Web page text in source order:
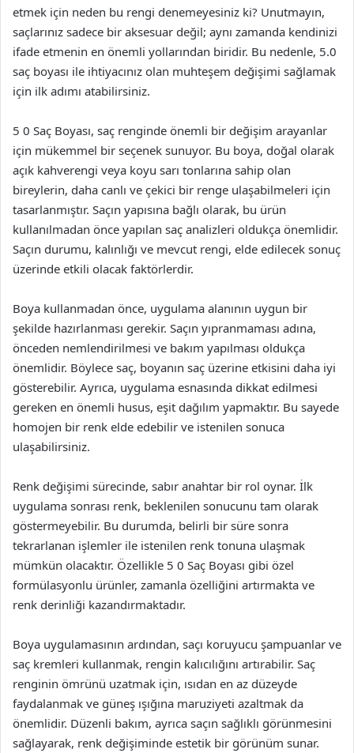
etmek için neden bu rengi denemeyesiniz ki? Unutmayın,
saçlarınız sadece bir aksesuar değil; aynı zamanda kendinizi
ifade etmenin en önemli yollarından biridir. Bu nedenle, 5.0
saç boyası ile ihtiyacınız olan muhteşem değişimi sağlamak
için ilk adımı atabilirsiniz.
5 0 Saç Boyası, saç renginde önemli bir değişim arayanlar
için mükemmel bir seçenek sunuyor. Bu boya, doğal olarak
açık kahverengi veya koyu sarı tonlarına sahip olan
bireylerin, daha canlı ve çekici bir renge ulaşabilmeleri için
tasarlanmıştır. Saçın yapısına bağlı olarak, bu ürün
kullanılmadan önce yapılan saç analizleri oldukça önemlidir.
Saçın durumu, kalınlığı ve mevcut rengi, elde edilecek sonuç
üzerinde etkili olacak faktörlerdir.
Boya kullanmadan önce, uygulama alanının uygun bir
şekilde hazırlanması gerekir. Saçın yıpranmaması adına,
önceden nemlendirilmesi ve bakım yapılması oldukça
önemlidir. Böylece saç, boyanın saç üzerine etkisini daha iyi
gösterebilir. Ayrıca, uygulama esnasında dikkat edilmesi
gereken en önemli husus, eşit dağılım yapmaktır. Bu sayede
homojen bir renk elde edebilir ve istenilen sonuca
ulaşabilirsiniz.
Renk değişimi sürecinde, sabır anahtar bir rol oynar. İlk
uygulama sonrası renk, beklenilen sonucunu tam olarak
göstermeyebilir. Bu durumda, belirli bir süre sonra
tekrarlanan işlemler ile istenilen renk tonuna ulaşmak
mümkün olacaktır. Özellikle 5 0 Saç Boyası gibi özel
formülasyonlu ürünler, zamanla özelliğini artırmakta ve
renk derinliği kazandırmaktadır.
Boya uygulamasının ardından, saçı koruyucu şampuanlar ve
saç kremleri kullanmak, rengin kalıcılığını artırabilir. Saç
renginin ömrünü uzatmak için, ısıdan en az düzeyde
faydalanmak ve güneş ışığına maruziyeti azaltmak da
önemlidir. Düzenli bakım, ayrıca saçın sağlıklı görünmesini
sağlayarak, renk değişiminde estetik bir görünüm sunar.